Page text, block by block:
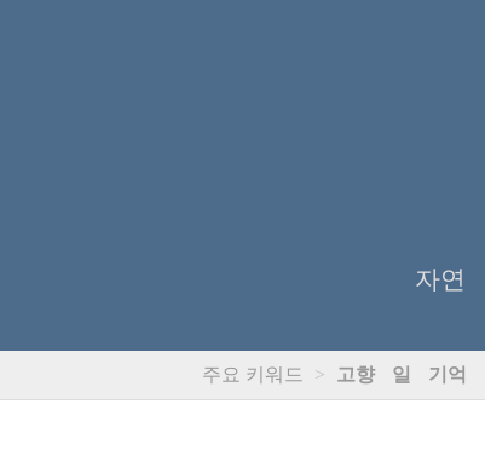
자연
주요 키워드 > 고향 일 기억